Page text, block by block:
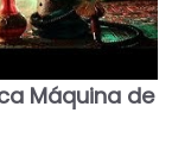
Máquina de